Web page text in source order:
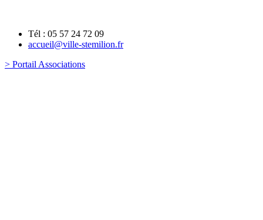
Tél : 05 57 24 72 09
accueil@ville-stemilion.fr
> Portail Associations